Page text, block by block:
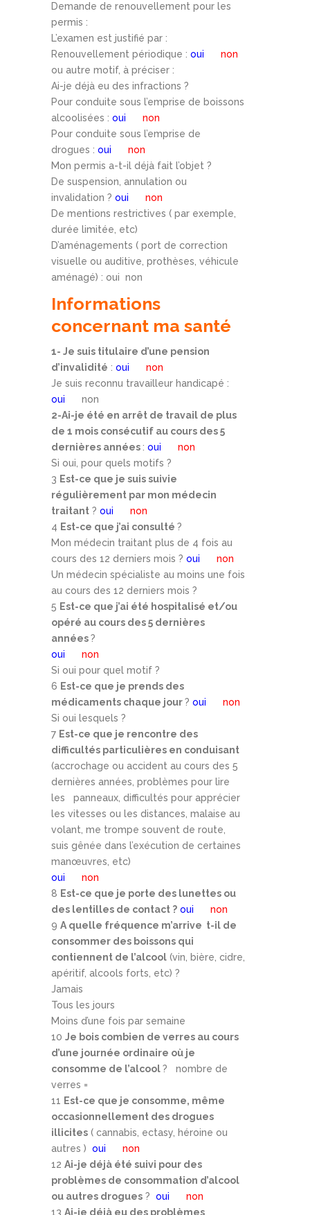
Demande de renouvellement pour les
permis :
L’examen est justifié par :
Renouvellement périodique : oui
non
ou autre motif, à préciser :
Ai-je déjà eu des infractions ?
Pour conduite sous l’emprise de boissons
alcoolisées : oui
non
Pour conduite sous l’emprise de
drogues : oui non
Mon permis a-t-il déjà fait l’objet ?
De suspension, annulation ou
invalidation ? oui non
De mentions restrictives ( par exemple,
durée limitée, etc)
D’aménagements ( port de correction
visuelle ou auditive, prothèses, véhicule
aménagé) : oui non
Informations
concernant ma santé
1- Je suis titulaire d’une pension
d’invalidité : oui
non
Je suis reconnu travailleur handicapé :
oui
non
2-Ai-je été en arrêt de travail de plus
de 1 mois consécutif au cours des 5
dernières années: oui
non
Si oui, pour quels motifs ?
3 Est-ce que je suis suivie
régulièrement par mon médecin
traitant ? oui
non
4 Est-ce que j’ai consulté ?
Mon médecin traitant plus de 4 fois au
cours des 12 derniers mois ? oui
non
Un médecin spécialiste au moins une fois
au cours des 12 derniers mois ?
5 Est-ce que j’ai été hospitalisé et/ou
opéré au cours des 5 dernières
années?
oui
non
Si oui pour quel motif ?
6 Est-ce que je prends des
médicaments chaque jour? oui
non
Si oui lesquels ?
7 Est-ce que je rencontre des
difficultés particulières en conduisant
(accrochage ou accident au cours des 5
dernières années, problèmes pour lire
les panneaux, difficultés pour apprécier
les vitesses ou les distances, malaise au
volant, me trompe souvent de route,
suis gênée dans l’exécution de certaines
manœuvres, etc)
oui
non
8 Est-ce que je porte des lunettes ou
des lentilles de contact ? oui
non
9 A quelle fréquence m’arrive t-il de
consommer des boissons qui
contiennent de l’alcool (vin, bière, cidre,
apéritif, alcools forts, etc) ?
Jamais
Tous les jours
Moins d’une fois par semaine
10 Je bois combien de verres au cours
d’une journée ordinaire où je
consomme de l’alcool? nombre de
verres =
11 Est-ce que je consomme, même
occasionnellement des drogues
illicites ( cannabis, ectasy, héroine ou
autres ) oui
non
12 Ai-je déjà été suivi pour des
problèmes de consommation d’alcool
ou autres drogues ? oui
non
13 Ai-je déjà eu des problèmes